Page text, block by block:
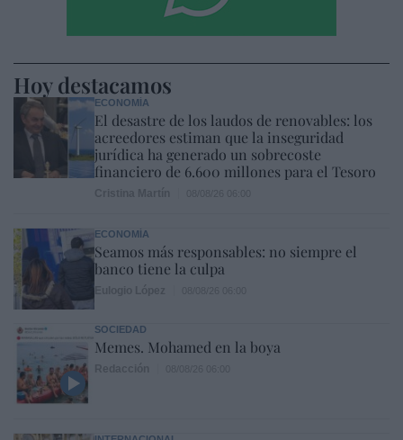
Hoy destacamos
ECONOMÍA
El desastre de los laudos de renovables: los
acreedores estiman que la inseguridad
jurídica ha generado un sobrecoste
financiero de 6.600 millones para el Tesoro
ECONOMÍA
Seamos más responsables: no siempre el
banco tiene la culpa
SOCIEDAD
Memes. Mohamed en la boya